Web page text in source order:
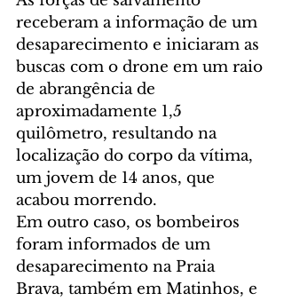
receberam a informação de um
desaparecimento e iniciaram as
buscas com o drone em um raio
de abrangência de
aproximadamente 1,5
quilômetro, resultando na
localização do corpo da vítima,
um jovem de 14 anos, que
acabou morrendo.
Em outro caso, os bombeiros
foram informados de um
desaparecimento na Praia
Brava, também em Matinhos, e